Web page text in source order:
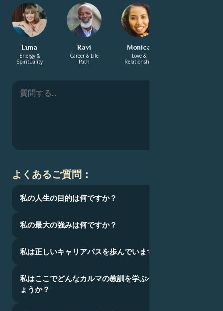
Luna
Energy &
Spirituality
Ravi
Career & Life
Path
Monica
Love &
Relationship
よくあるご質問：
私の人生の目的は何ですか？
私の最大の強みは何ですか？
私は正しいキャリアパスを歩んでいますか？
私はここでどんなカルマの教訓を学ぶべきなのでし
ょうか？